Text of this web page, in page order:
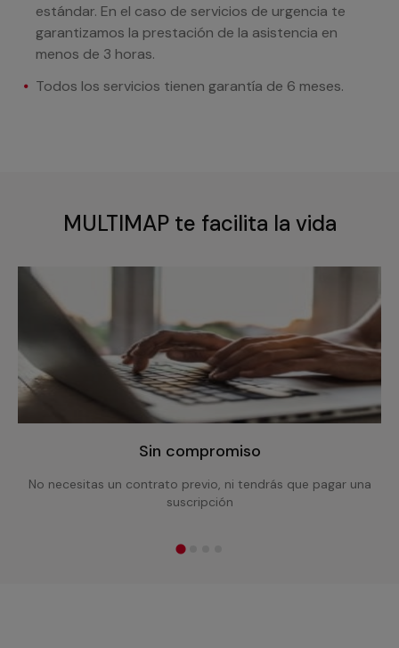
estándar. En el caso de servicios de urgencia te
garantizamos la prestación de la asistencia en
menos de 3 horas.
Todos los servicios tienen garantía de 6 meses.
MULTIMAP te facilita la vida
Sin compromiso
No necesitas un contrato previo, ni tendrás que pagar una
suscripción